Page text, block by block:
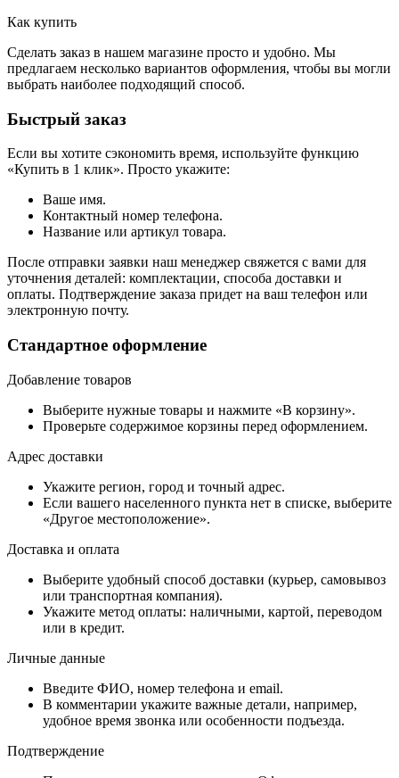
Как купить
Сделать заказ в нашем магазине просто и удобно. Мы
предлагаем несколько вариантов оформления, чтобы вы могли
выбрать наиболее подходящий способ.
Быстрый заказ
Если вы хотите сэкономить время, используйте функцию
«Купить в 1 клик». Просто укажите:
Ваше имя.
Контактный номер телефона.
Название или артикул товара.
После отправки заявки наш менеджер свяжется с вами для
уточнения деталей: комплектации, способа доставки и
оплаты. Подтверждение заказа придет на ваш телефон или
электронную почту.
Стандартное оформление
Добавление товаров
Выберите нужные товары и нажмите «В корзину».
Проверьте содержимое корзины перед оформлением.
Адрес доставки
Укажите регион, город и точный адрес.
Если вашего населенного пункта нет в списке, выберите
«Другое местоположение».
Доставка и оплата
Выберите удобный способ доставки (курьер, самовывоз
или транспортная компания).
Укажите метод оплаты: наличными, картой, переводом
или в кредит.
Личные данные
Введите ФИО, номер телефона и email.
В комментарии укажите важные детали, например,
удобное время звонка или особенности подъезда.
Подтверждение